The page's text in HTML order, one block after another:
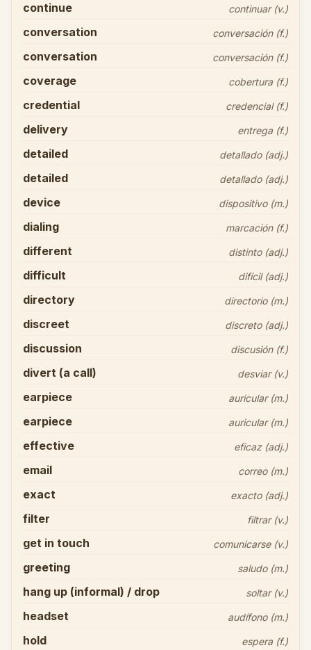
continue continuar (v.)
conversation conversación (f.)
conversation conversación (f.)
coverage cobertura (f.)
credential credencial (f.)
delivery entrega (f.)
detailed detallado (adj.)
detailed detallado (adj.)
device dispositivo (m.)
dialing marcación (f.)
different distinto (adj.)
difficult difícil (adj.)
directory directorio (m.)
discreet discreto (adj.)
discussion discusión (f.)
divert (a call) desviar (v.)
earpiece auricular (m.)
earpiece auricular (m.)
effective eficaz (adj.)
email correo (m.)
exact exacto (adj.)
filter filtrar (v.)
get in touch comunicarse (v.)
greeting saludo (m.)
hang up (informal) / drop soltar (v.)
headset audífono (m.)
hold espera (f.)